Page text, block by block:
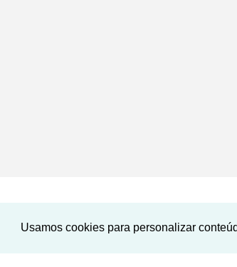
Usamos cookies para personalizar